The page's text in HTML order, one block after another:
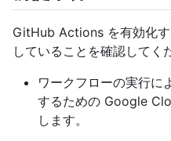
GitHub Actions を有効化
していることを確認してく
ワークフローの実行に
するための Google
します。